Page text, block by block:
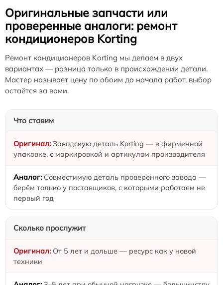
Оригинальные запчасти или
проверенные аналоги: ремонт
кондиционеров Korting
Ремонт кондиционеров Korting мы делаем в двух
вариантах — разница только в происхождении детали.
Мастер называет цену по обоим до начала работ, выбор
остаётся за вами.
Что ставим
Заводскую деталь Korting — в фирменной
упаковке, с маркировкой и артикулом производителя
Совместимую деталь проверенного завода —
берём только у поставщиков, с которыми работаем не
первый год
Сколько прослужит
От 5 лет и дольше — ресурс как у новой
техники